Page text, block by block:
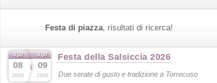
Festa di piazza, risultati di ricerca!
ago
08
2026
ago
09
2026
Festa della Salsiccia 2026
Due serate di gusto e tradizione a Torrecuso